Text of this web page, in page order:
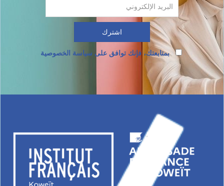
بمتابعتك، فإنك توافق على سياسة الخصوصية